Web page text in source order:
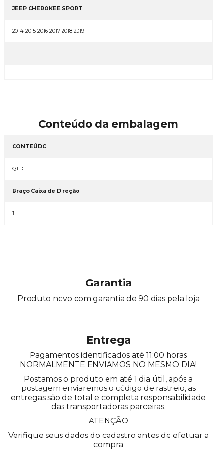
JEEP CHEROKEE SPORT
2014 2015 2016 2017 2018 2019
Conteúdo da embalagem
CONTEÚDO
QTD
Braço Caixa de Direção
1
Garantia
Produto novo com garantia de 90 dias pela loja
Entrega
Pagamentos identificados até 11:00 horas
NORMALMENTE ENVIAMOS NO MESMO DIA!
Postamos o produto em até 1 dia útil, após a
postagem enviaremos o código de rastreio, as
entregas são de total e completa responsabilidade
das transportadoras parceiras.
ATENÇÃO
Verifique seus dados do cadastro antes de efetuar a
compra